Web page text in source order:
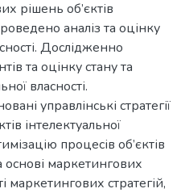
рішень об’єктів
аналіз та оцінку
Дослідженно
та оцінку стану та
власності.
управлінські стратегії
інтелектуальної
процесів об’єктів
основі маркетингових
маркетингових стратегій,